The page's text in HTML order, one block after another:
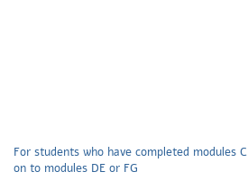
For students who have completed modules
on to modules DE or FG